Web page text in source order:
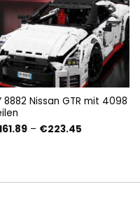
8882 Nissan GTR mit 4098
– €223.45Preisspanne: